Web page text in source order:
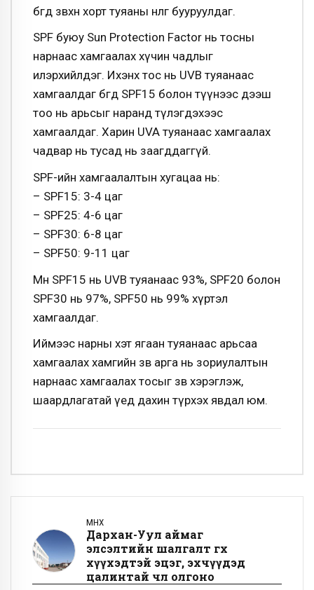
бөгөөд зөвхөн хорт туяаны нөлөөг бууруулдаг.
SPF буюу Sun Protection Factor нь тосны
нарнаас хамгаалах хүчин чадлыг
илэрхийлдэг. Ихэнх тос нь UVB туяанаас
хамгаалдаг бөгөөд SPF15 болон түүнээс дээш
тоо нь арьсыг наранд түлэгдэхээс
хамгаалдаг. Харин UVA туяанаас хамгаалах
чадвар нь тусад нь заагддаггүй.
SPF-ийн хамгаалалтын хугацаа нь:
– SPF15: 3-4 цаг
– SPF25: 4-6 цаг
– SPF30: 6-8 цаг
– SPF50: 9-11 цаг
Мөн SPF15 нь UVB туяанаас 93%, SPF20 болон
SPF30 нь 97%, SPF50 нь 99% хүртэл
хамгаалдаг.
Иймээс нарны хэт ягаан туяанаас арьсаа
хамгаалах хамгийн зөв арга нь зориулалтын
нарнаас хамгаалах тосыг зөв хэрэглэж,
шаардлагатай үед дахин түрхэх явдал юм.
ӨМНӨХ
Дархан-Уул аймаг
элсэлтийн шалгалт өгөх
хүүхэдтэй эцэг, эхчүүдэд
цалинтай чөлөө олгоно